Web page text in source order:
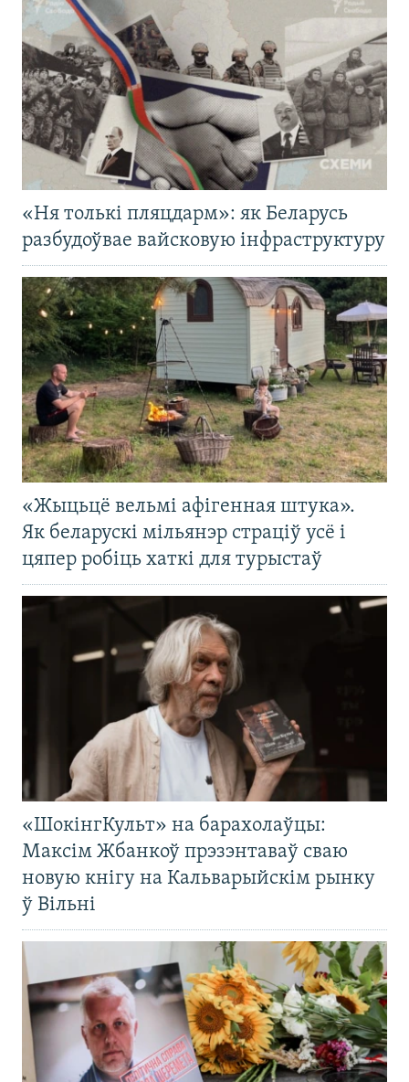
«Ня толькі пляцдарм»: як Беларусь
разбудоўвае вайсковую інфраструктуру
«Жыцьцё вельмі афігенная штука».
Як беларускі мільянэр страціў усё і
цяпер робіць хаткі для турыстаў
«ШокінгКульт» на барахолаўцы:
Максім Жбанкоў прэзэнтаваў сваю
новую кнігу на Кальварыйскім рынку
ў Вільні